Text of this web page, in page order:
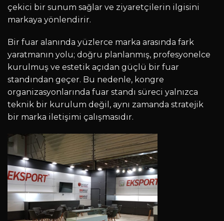
çekici bir sunum sağlar ve ziyaretçilerin ilgisini
markaya yönlendirir.
Bir fuar alanında yüzlerce marka arasında fark
yaratmanın yolu; doğru planlanmış, profesyonelce
kurulmuş ve estetik açıdan güçlü bir fuar
standından geçer. Bu nedenle, kongre
organizasyonlarında fuar standı süreci yalnızca
teknik bir kurulum değil, aynı zamanda stratejik
bir marka iletişimi çalışmasıdır.